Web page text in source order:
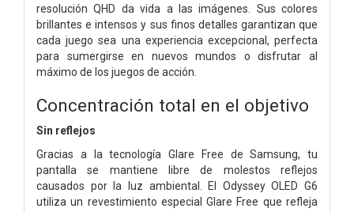
resolución QHD da vida a las imágenes. Sus colores
brillantes e intensos y sus finos detalles garantizan que
cada juego sea una experiencia excepcional, perfecta
para sumergirse en nuevos mundos o disfrutar al
máximo de los juegos de acción.
Concentración total en el objetivo
Sin reflejos
Gracias a la tecnología Glare Free de Samsung, tu
pantalla se mantiene libre de molestos reflejos
causados ​​por la luz ambiental. El Odyssey OLED G6
utiliza un revestimiento especial Glare Free que refleja